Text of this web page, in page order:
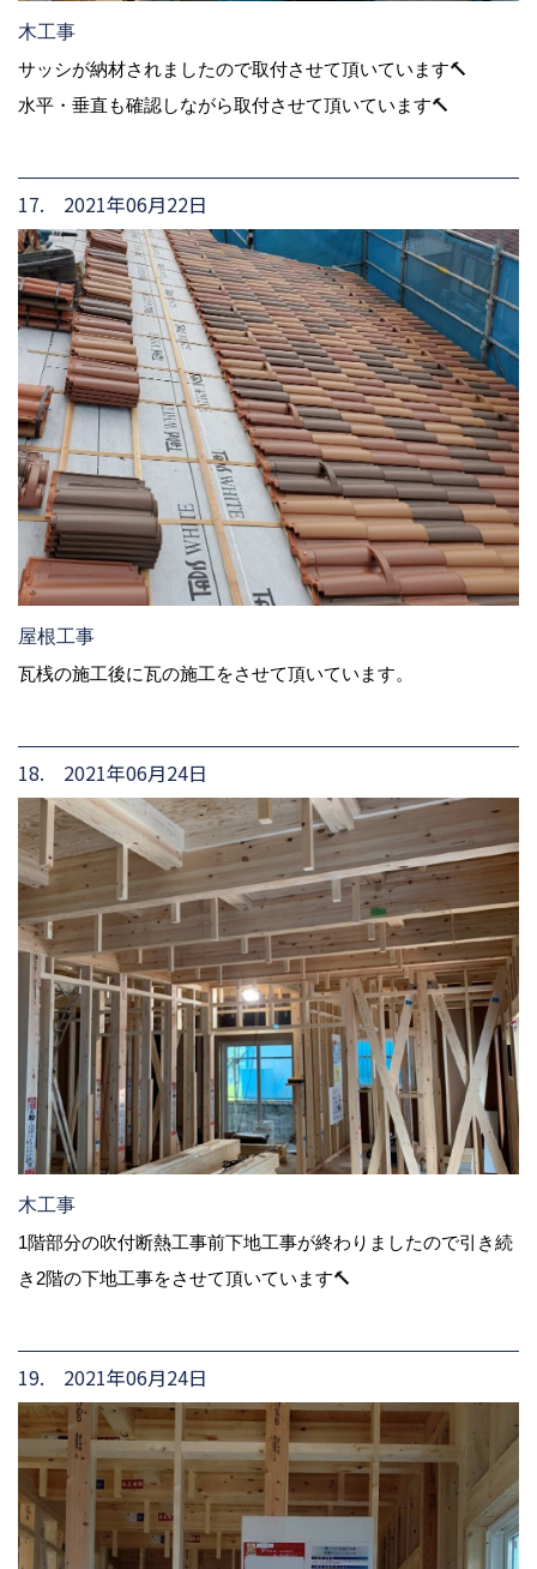
木工事
サッシが納材されましたので取付させて頂いています🔨
水平・垂直も確認しながら取付させて頂いています🔨
17. 2021年06月22日
屋根工事
瓦桟の施工後に瓦の施工をさせて頂いています。
18. 2021年06月24日
木工事
1階部分の吹付断熱工事前下地工事が終わりましたので引き続
き2階の下地工事をさせて頂いています🔨
19. 2021年06月24日